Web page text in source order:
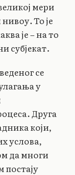
мери
То је
је – на то
субјекат.
се
у
Друга
који,
услова,
да многи